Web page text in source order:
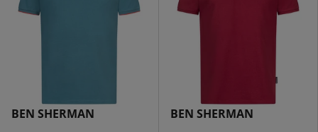
BEN SHERMAN BEN SHERMAN